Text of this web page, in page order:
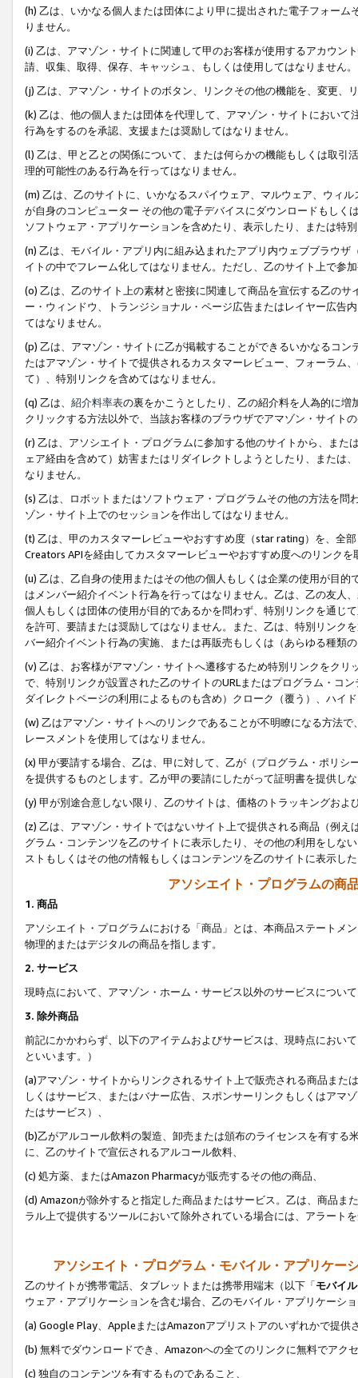
(h) 乙は、いかなる個人または団体により甲に提出された電子フォー
りません。
(i) 乙は、アマゾン・サイトに関連して甲のお客様が使用するアカウン
請、収集、取得、保存、キャッシュ、もしくは使用してはなりません。
(j) 乙は、アマゾン・サイトのボタン、リンクその他の機能を、変更、
(k) 乙は、他の個人または団体を代理して、アマゾン・サイトにおい
行為をするのを承認、支援または奨励してはなりません。
(l) 乙は、甲と乙との関係について、または何らかの機能もしくは取
理的可能性のある行為を行ってはなりません。
(m) 乙は、乙のサイトに、いかなるスパイウェア、マルウェア、ウィ
が自身のコンピューター その他の電子デバイスにダウンロードもし
ソフトウェア・アプリケーションを含めたり、表示したり、または特
(n) 乙は、モバイル・アプリ内に組み込まれたアプリ内ウェブブラウ
イトの中でフレーム化してはなりません。ただし、乙のサイト上で参
(o) 乙は、乙のサイト上の素材と密接に関連して商品を宣伝する乙の
ー・ウィンドウ、トランジショナル・ページ広告またはレイヤー広告
てはなりません。
(p) 乙は、アマゾン・サイトに乙が掲載することができるいかなるコ
たはアマゾン・サイトで提供されるカスタマーレビュー、フォーラム
て）、特別リンクを含めてはなりません。
(q) 乙は、 紹介料率表の裏をかこうとしたり、乙の紹介料を人為的に
クリックする方法以外で、当該お客様のブラウザでアマゾン・サイト
(r) 乙は、アソシエイト・プログラムに参加する他のサイトから、ま
ェア経由を含めて）妨害またはリダイレクトしようとしたり、または
なりません。
(s) 乙は、ロボットまたはソフトウェア・プログラムその他の方法を
ゾン・サイト上でのセッションを作出してはなりません。
(t) 乙は、甲のカスタマーレビューやおすすめ度（star rating）を、全
Creators APIを経由してカスタマーレビューやおすすめ度へのリンクを
(u) 乙は、乙自身の使用またはその他の個人もしくは企業の使用が目
はメンバー紹介イベント行為を行ってはなりません。乙は、乙の友人
個人もしくは団体の使用が目的であるかを問わず、特別リンクを通じ
を許可、要請または奨励してはなりません。また、乙は、特別リンク
バー紹介イベント行為の実施、または再販売もしくは（あらゆる種類
(v) 乙は、お客様がアマゾン・サイトへ遷移するため特別リンクをク
で、特別リンクが設置された乙のサイトのURLまたはプログラム・コ
ダイレクトページの利用によるものも含め）クローク（覆う）、ハイ
(w) 乙はアマゾン・サイトへのリンクであることが不明瞭になる方法
レースメントを使用してはなりません。
(x) 甲が要請する場合、乙は、甲に対して、乙が（プログラム・ポリ
を提供するものとします。乙が甲の要請にしたがって証明書を提供し
(y) 甲が別途合意しない限り、乙のサイトは、価格のトラッキングお
(z) 乙は、アマゾン・サイトではないサイト上で提供される商品（例
グラム・コンテンツを乙のサイトに表示したり、その他の利用をしな
ストもしくはその他の情報もしくはコンテンツを乙のサイトに表示し
アソシエイト・プログラムの商
1. 商品
アソシエイト・プログラムにおける「商品」とは、本商品ステートメ
物理的またはデジタルの商品を指します。
2. サービス
現時点において、アマゾン・ホーム・サービス以外のサービスについ
3. 除外商品
前記にかかわらず、以下のアイテムおよびサービスは、現時点におい
といいます。）
(a)アマゾン・サイトからリンクされるサイト上で販売される商品ま
しくはサービス、またはバナー広告、スポンサーリンクもしくはアマ
たはサービス）、
(b)乙がアルコール飲料の製造、卸売または頒布のライセンスを有す
に、乙のサイトで宣伝されるアルコール飲料、
(c) 処方薬、またはAmazon Pharmacyが販売するその他の商品、
(d) Amazonが除外すると指定した商品またはサービス。乙は、商品ま
ラル上で提供するツールにおいて除外されている場合には、アラート
アソシエイト・プログラム・モバイル・アプリケー
乙のサイトが携帯電話、タブレットまたは携帯用端末（以下「モバイ
ウェア・アプリケーションを含む場合、乙のモバイル・アプリケーシ
(a) Google Play、AppleまたはAmazonアプリストアのいずれかで提供
(b) 無料でダウンロードでき、Amazonへの全てのリンクに無料でアク
(c) 独自のコンテンツを有するものであること、